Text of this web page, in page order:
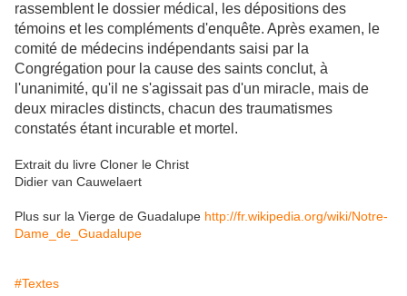
rassemblent le dossier médical, les dépositions des
témoins et les compléments d'enquête. Après examen, le
comité de médecins indépendants saisi par la
Congrégation pour la cause des saints conclut, à
l'unanimité, qu'il ne s'agissait pas d'un miracle, mais de
deux miracles distincts, chacun des traumatismes
constatés étant incurable et mortel.
Extrait du livre Cloner le Christ
Didier van Cauwelaert
Plus sur la Vierge de Guadalupe http://fr.wikipedia.org/wiki/Notre-
Dame_de_Guadalupe
#Textes